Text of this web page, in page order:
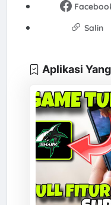
Salin
Aplikasi